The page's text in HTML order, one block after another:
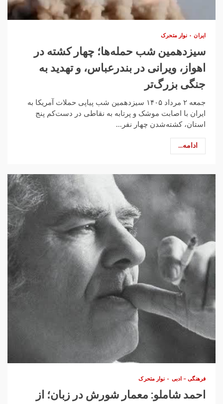
ایران نوار متحرک
سیزدهمین شب حمله‌ها؛ چهار کشته در
اهواز، ويرانی در بندرعباس، و تهدید به
جنگی بزرگ‌تر
جمعه ۲ مرداد ۱۴۰۵ سیزدهمین شب پیاپی حملات آمریکا به
ایران با اصابت موشک و پرتابه به نقاطی در دست‌کم پنج
استان، کشته‌شدن چهار نفر...
ادامه...
فرهنگی – ادبی نوار متحرک
احمد شاملو: معمار شورش در زبان؛ از